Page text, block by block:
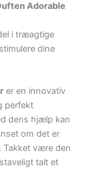
Adorable
i træagtige
dine
er en innovativ
perfekt
dens hjælp kan
om det er
. Takket være den
talt et